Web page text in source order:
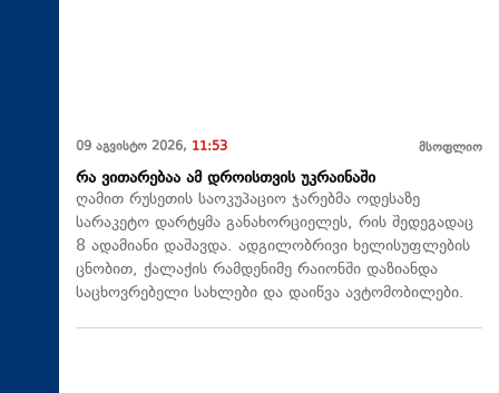
09 აგვისტო 2026, 11:53 მსოფლიო
რა ვითარებაა ამ დროისთვის უკრაინაში
ღამით რუსეთის საოკუპაციო ჯარებმა ოდესაზე
სარაკეტო დარტყმა განახორციელეს, რის შედეგადაც
8 ადამიანი დაშავდა. ადგილობრივი ხელისუფლების
ცნობით, ქალაქის რამდენიმე რაიონში დაზიანდა
საცხოვრებელი სახლები და დაიწვა ავტომობილები.